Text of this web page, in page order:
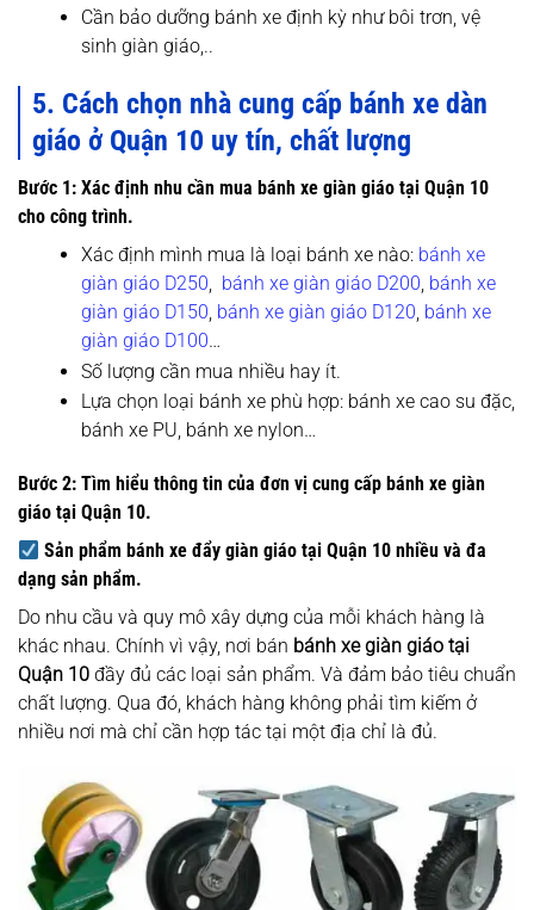
Cần bảo dưỡng bánh xe định kỳ như bôi trơn, vệ
sinh giàn giáo,..
5. Cách chọn nhà cung cấp bánh xe dàn
giáo ở Quận 10 uy tín, chất lượng
Bước 1: Xác định nhu cần mua bánh xe giàn giáo tại Quận 10
cho công trình.
Xác định mình mua là loại bánh xe nào: bánh xe
giàn giáo D250, bánh xe giàn giáo D200, bánh xe
giàn giáo D150, bánh xe giàn giáo D120, bánh xe
giàn giáo D100…
Số lượng cần mua nhiều hay ít.
Lựa chọn loại bánh xe phù hợp: bánh xe cao su đặc,
bánh xe PU, bánh xe nylon…
Bước 2: Tìm hiểu thông tin của đơn vị cung cấp bánh xe giàn
giáo tại Quận 10.
Sản phẩm bánh xe đẩy giàn giáo tại Quận 10 nhiều và đa
dạng sản phẩm.
Do nhu cầu và quy mô xây dựng của mỗi khách hàng là
khác nhau. Chính vì vậy, nơi bán bánh xe giàn giáo tại
Quận 10 đầy đủ các loại sản phẩm. Và đảm bảo tiêu chuẩn
chất lượng. Qua đó, khách hàng không phải tìm kiếm ở
nhiều nơi mà chỉ cần hợp tác tại một địa chỉ là đủ.